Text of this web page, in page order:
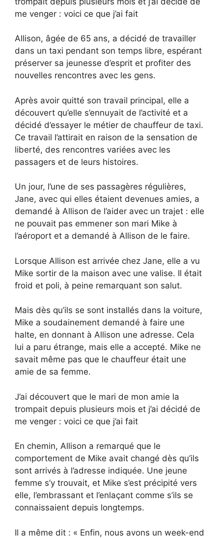
me venger : voici ce que j’ai fait
Allison, âgée de 65 ans, a décidé de travailler
dans un taxi pendant son temps libre, espérant
préserver sa jeunesse d’esprit et profiter des
nouvelles rencontres avec les gens.
Après avoir quitté son travail principal, elle a
découvert qu’elle s’ennuyait de l’activité et a
décidé d’essayer le métier de chauffeur de taxi.
Ce travail l’attirait en raison de la sensation de
liberté, des rencontres variées avec les
passagers et de leurs histoires.
Un jour, l’une de ses passagères régulières,
Jane, avec qui elles étaient devenues amies, a
demandé à Allison de l’aider avec un trajet : elle
ne pouvait pas emmener son mari Mike à
l’aéroport et a demandé à Allison de le faire.
Lorsque Allison est arrivée chez Jane, elle a vu
Mike sortir de la maison avec une valise. Il était
froid et poli, à peine remarquant son salut.
Mais dès qu’ils se sont installés dans la voiture,
Mike a soudainement demandé à faire une
halte, en donnant à Allison une adresse. Cela
lui a paru étrange, mais elle a accepté. Mike ne
savait même pas que le chauffeur était une
amie de sa femme.
J’ai découvert que le mari de mon amie la
trompait depuis plusieurs mois et j’ai décidé de
me venger : voici ce que j’ai fait
En chemin, Allison a remarqué que le
comportement de Mike avait changé dès qu’ils
sont arrivés à l’adresse indiquée. Une jeune
femme s’y trouvait, et Mike s’est précipité vers
elle, l’embrassant et l’enlaçant comme s’ils se
connaissaient depuis longtemps.
Il a même dit : « Enfin, nous avons un week-end